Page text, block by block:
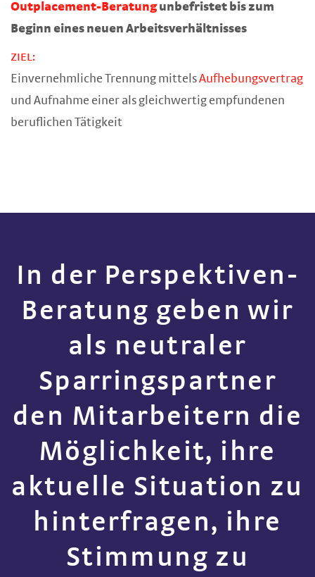
Outplacement-Beratungunbefristet bis zum
Beginn eines neuen Arbeitsverhältnisses
ZIEL:
Einvernehmliche Trennung mittelsAufhebungsvertrag
und Aufnahme einer als gleichwertig empfundenen
beruflichen Tätigkeit
In der Perspektiven-
Beratung geben wir
als neutraler
Sparringspartner
den Mitarbeitern die
Möglichkeit, ihre
aktuelle Situation zu
hinterfragen, ihre
Stimmung zu